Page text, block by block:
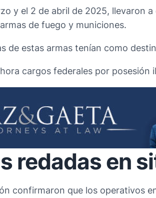
y el 2 de abril de 2025, llevaron
de fuego y municiones.
de estas armas tenían como
cargos federales por
redadas en
confirmaron que los operativos